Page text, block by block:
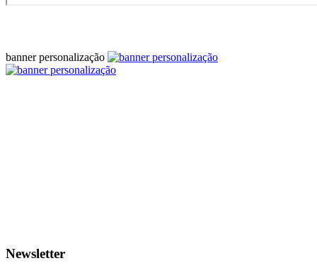
banner personalização
Newsletter